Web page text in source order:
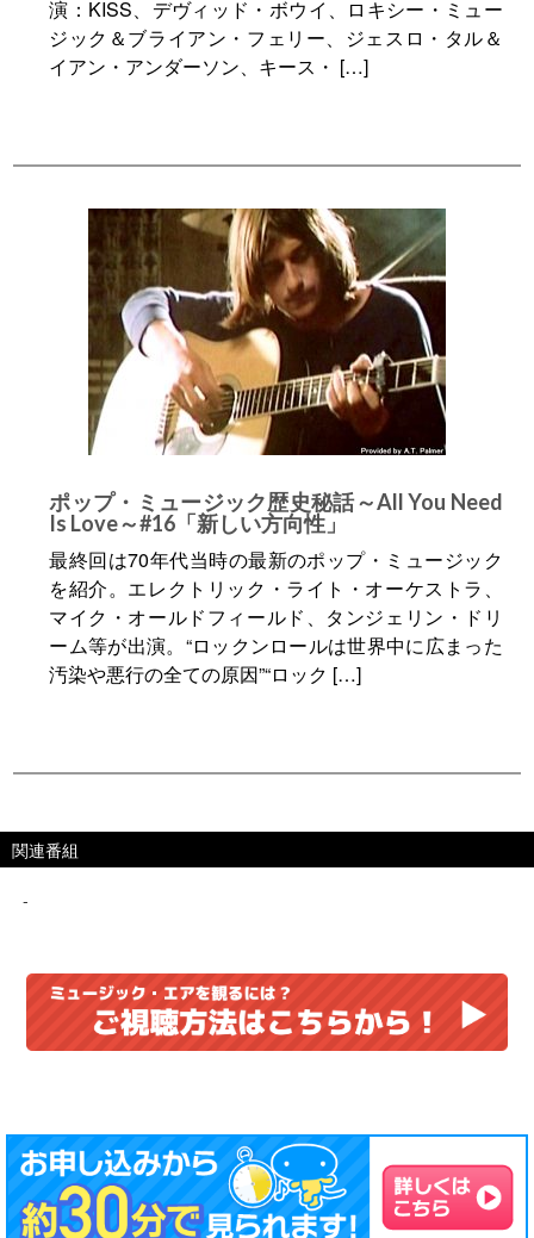
演：KISS、デヴィッド・ボウイ、ロキシー・ミュー
ジック＆ブライアン・フェリー、ジェスロ・タル＆
イアン・アンダーソン、キース・ […]
ポップ・ミュージック歴史秘話～All You Need
Is Love～#16「新しい方向性」
最終回は70年代当時の最新のポップ・ミュージック
を紹介。エレクトリック・ライト・オーケストラ、
マイク・オールドフィールド、タンジェリン・ドリ
ーム等が出演。“ロックンロールは世界中に広まった
汚染や悪行の全ての原因”“ロック […]
関連番組
-